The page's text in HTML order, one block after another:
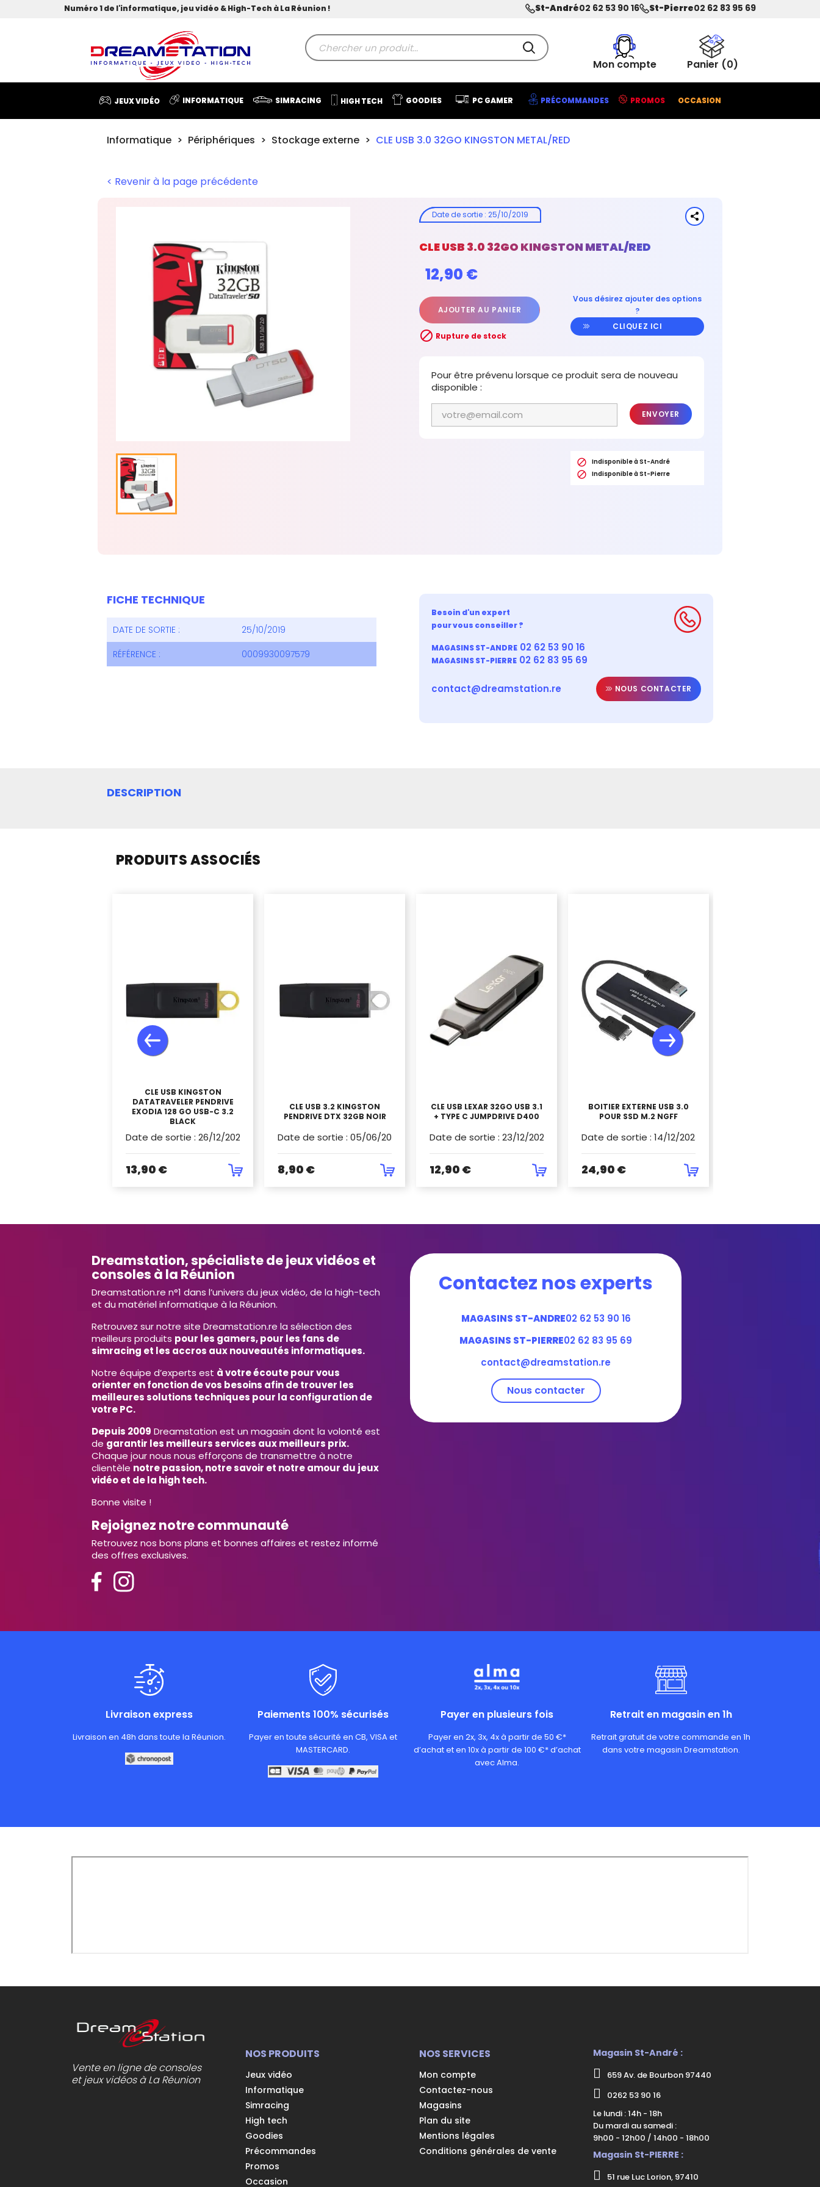
Numéro 1 de l'informatique, jeu vidéo & High-Tech à La Réunion ! St-André02 62 53 90 16 St-Pierre02 62 83 95 69
Mon compte Panier (0)
JEUX VIDÉO INFORMATIQUE SIMRACING HIGH TECH GOODIES PC GAMER PRÉCOMMANDES PROMOS OCCASION
Informatique Périphériques Stockage externe CLE USB 3.0 32GO KINGSTON METAL/RED
< Revenir à la page précédente
Date de sortie: 25/10/2019
CLE USB 3.0 32GO KINGSTON METAL/RED
12,90 €
AJOUTER AU PANIER
 Rupture de stock
Vous désirez ajouter des options
?
CLIQUEZ ICI
Pour être prévenu lorsque ce produit sera de nouveau
disponible :
ENVOYER
 Indisponible à St-André
 Indisponible à St-Pierre
FICHE TECHNIQUE
DATE DE SORTIE :
25/10/2019
RÉFÉRENCE :
0009930097579
Besoin d'un expert
pour vous conseiller ?
MAGASINS ST-ANDRE 02 62 53 90 16
MAGASINS ST-PIERRE 02 62 83 95 69
contact@dreamstation.re NOUS CONTACTER
DESCRIPTION
PRODUITS ASSOCIÉS
CLE USB KINGSTON
DATATRAVELER PENDRIVE
EXODIA 128 GO USB-C 3.2
BLACK
Date de sortie : 26/12/2022
13,90 €
CLE USB 3.2 KINGSTON
PENDRIVE DTX 32GB NOIR
Date de sortie : 05/06/2020
8,90 €
CLE USB LEXAR 32GO USB 3.1
+ TYPE C JUMPDRIVE D400
Date de sortie : 23/12/2024
12,90 €
BOITIER EXTERNE USB 3.0
POUR SSD M.2 NGFF
Date de sortie : 14/12/2023
24,90 €
Dreamstation, spécialiste de jeux vidéos et
consoles à la Réunion
Dreamstation.re n°1 dans l’univers du jeux vidéo, de la high-tech
et du matériel informatique à la Réunion.
Retrouvez sur notre site Dreamstation.re la sélection des
meilleurs produits pour les gamers, pour les fans de
simracing et les accros aux nouveautés informatiques.
Notre équipe d’experts est à votre écoute pour vous
orienter en fonction de vos besoins afin de trouver les
meilleures solutions techniques pour la configuration de
votre PC.
Depuis 2009 Dreamstation est un magasin dont la volonté est
de garantir les meilleurs services aux meilleurs prix.
Chaque jour nous nous efforçons de transmettre à notre
clientèle notre passion, notre savoir et notre amour du jeux
vidéo et de la high tech.
Bonne visite !
Rejoignez notre communauté
Retrouvez nos bons plans et bonnes affaires et restez informé
des offres exclusives.
Contactez nos experts
MAGASINS ST-ANDRE02 62 53 90 16
MAGASINS ST-PIERRE02 62 83 95 69
contact@dreamstation.re
Nous contacter
Livraison express
Livraison en 48h dans toute la Réunion.
Paiements 100% sécurisés
Payer en toute sécurité en CB, VISA et
MASTERCARD.
Payer en plusieurs fois
Payer en 2x, 3x, 4x à partir de 50 €*
d’achat et en 10x à partir de 100 €* d’achat
avec Alma.
Retrait en magasin en 1h
Retrait gratuit de votre commande en 1h
dans votre magasin Dreamstation.
Vente en ligne de consoles
et jeux vidéos à La Réunion
NOS PRODUITS
Jeux vidéo
Informatique
Simracing
High tech
Goodies
Précommandes
Promos
Occasion
NOS SERVICES
Mon compte
Contactez-nous
Magasins
Plan du site
Mentions légales
Conditions générales de vente
Magasin St-André :
659 Av. de Bourbon 97440
0262 53 90 16
Le lundi : 14h - 18h
Du mardi au samedi :
9h00 - 12h00 / 14h00 - 18h00
Magasin St-PIERRE :
51 rue Luc Lorion, 97410